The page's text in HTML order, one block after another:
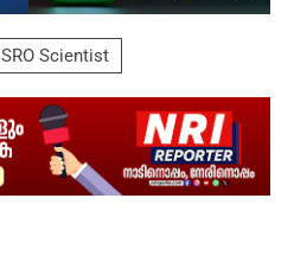
ISRO Scientist